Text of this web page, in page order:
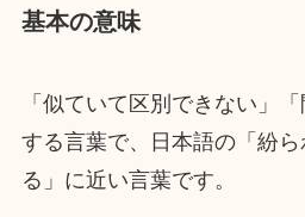
基本の意味
「似ていて区別できない」
する言葉で、日本語の「紛
る」に近い言葉です。